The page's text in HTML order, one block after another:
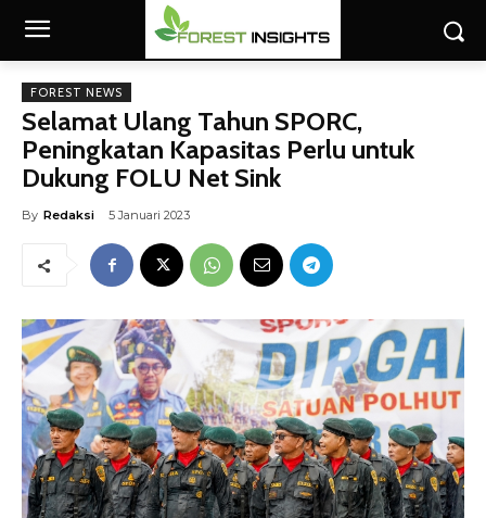
FOREST NEWS
Selamat Ulang Tahun SPORC,
Peningkatan Kapasitas Perlu untuk
Dukung FOLU Net Sink
By Redaksi 5 Januari 2023